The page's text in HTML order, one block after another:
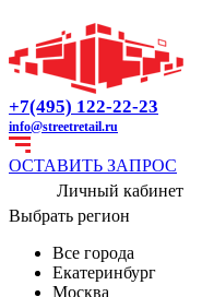
+7(495) 122-22-23
info@streetretail.ru
ОСТАВИТЬ ЗАПРОС
Личный кабинет
Выбрать регион
Все города
Екатеринбург
Москва